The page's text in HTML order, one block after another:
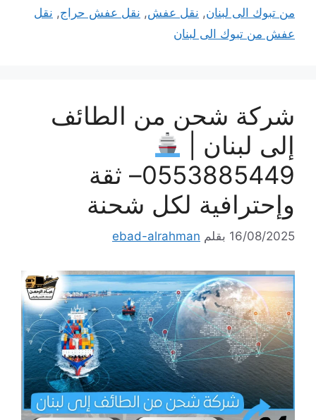
من تبوك الى لبنان, نقل عفش, نقل عفش حراج, نقل
عفش من تبوك الى لبنان
شركة شحن من الطائف
إلى لبنان |
0553885449– ثقة
وإحترافية لكل شحنة
16/08/2025 بقلم ebad-alrahman